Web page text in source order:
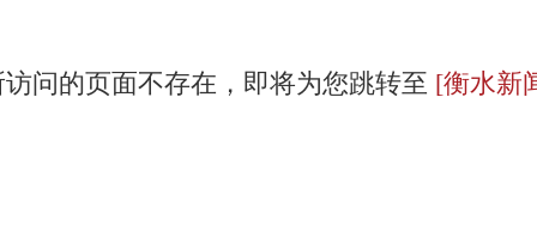
问的页面不存在，即将为您跳转至 [衡水新